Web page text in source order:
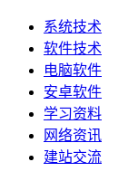
系统技术
软件技术
电脑软件
安卓软件
学习资料
网络资讯
建站交流